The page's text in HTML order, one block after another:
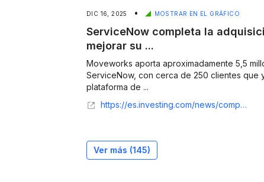
DIC 16, 2025 • MOSTRAR EN EL GRÁFICO
ServiceNow completa la
mejorar su ...
Moveworks aporta aproximadamente 5,5
ServiceNow, con cerca de 250 clientes que
plataforma de ...
https://es.investing.com/news/company-news/servicenow-completa-la-adquisicion-de-moveworks-para-mejorar-su-plataforma-de-ia-93CH-3436330
Ver más (145)